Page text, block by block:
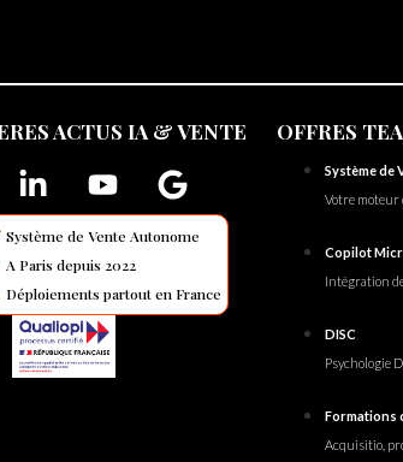
ACTUS IA & VENTE
Système de Vente Autonome
A Paris depuis 2022
Déploiements partout en France
OFFRES
Système de
Votre moteur
Copilot
Intégration
DISC
Psychologie
Formations
Acquisitio,